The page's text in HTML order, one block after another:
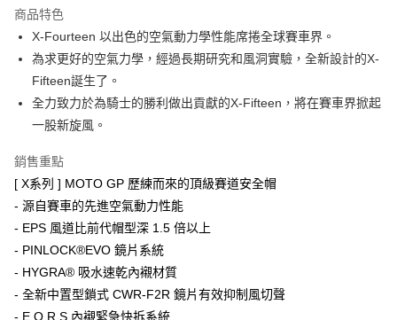
臺灣中小企業銀行
匯豐（台灣）商業銀行
華泰商業銀行
聯邦商業銀行
遠東國際商業銀行
元大商業銀行
玉山商業銀行
星展（台灣）商業銀行
台灣樂天信用卡公司
街口支付
悠遊付
Google Pay
全盈+PAY
相關說明
【大哥付你分期使用說明】
1.本服務由台灣大哥大提供，台灣大哥大用戶可立即使用無須另外申請。
2.付款方式選擇「大哥付你分期」，訂單成立後會自動跳轉到大哥付的交易
成交易。
3.實際核准額度、可分期數及費用金額請依後續交易確認頁面所載為準。
4.訂單成立30分鐘內，如未前往確認交易或遇審核未通過，訂單將自動取
消。如遇「轉專審核」未通過狀況，表示未達大哥付你分期系統評分，恕無
AFTEE先享後付
相關說明
【關於「AFTEE先享後付」】
便利好安心！
１．簡單：不需註冊會員、不需綁卡、不需儲值。
２．便利：只要手機號碼，簡訊認證，即可結帳。
運送方式
商品特色
X-Fourteen 以出色的空氣動力學性能席捲全球賽車界。
為求更好的空氣力學，經過長期研究和風洞實驗，全新設計的X-
Fifteen誕生了。
全力致力於為騎士的勝利做出貢獻的X-Fifteen，將在賽車界掀起
一股新旋風。
銷售重點
[ X系列 ] MOTO GP 歷練而來的頂級賽道安全帽
- 源自賽車的先進空氣動力性能
- EPS 風道比前代帽型深 1.5 倍以上
- PINLOCK®EVO 鏡片系統
- HYGRA® 吸水速乾內襯材質
- 全新中置型鎖式 CWR-F2R 鏡片有效抑制風切聲
- E.Q.R.S 內襯緊急快拆系統